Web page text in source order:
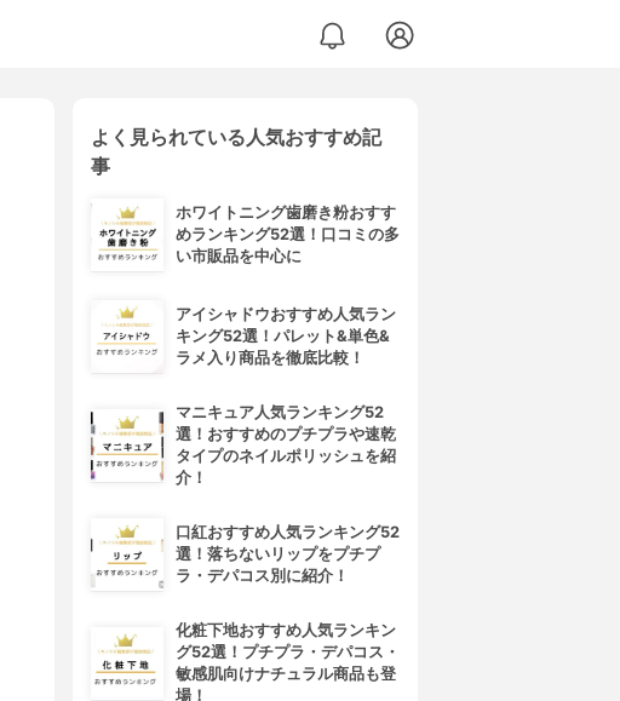
よく見られている人気おすすめ記
事
ホワイトニング歯磨き粉おすす
めランキング52選！口コミの多
い市販品を中心に
アイシャドウおすすめ人気ラン
キング52選！パレット&単色&
ラメ入り商品を徹底比較！
マニキュア人気ランキング52
選！おすすめのプチプラや速乾
タイプのネイルポリッシュを紹
介！
口紅おすすめ人気ランキング52
選！落ちないリップをプチプ
ラ・デパコス別に紹介！
化粧下地おすすめ人気ランキン
グ52選！プチプラ・デパコス・
敏感肌向けナチュラル商品も登
場！